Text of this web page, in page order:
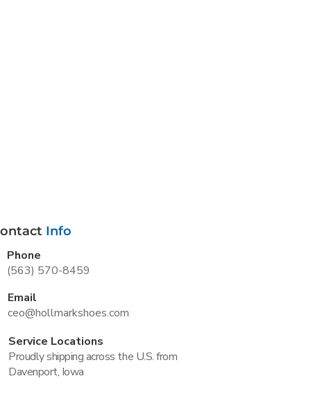
Info
Phone
(563) 570-8459
Email
ceo@hollmarkshoes.com
Service Locations
Proudly shipping across the U.S. from
Davenport, Iowa